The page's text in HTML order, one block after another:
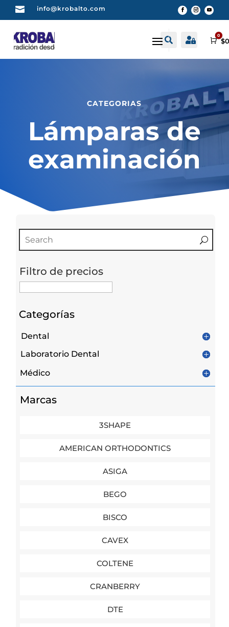
 info@krobalto.com
 Buscar
 Cuenta
0
$
CATEGORIAS
Lámparas de
examinación
Filtro de precios
Categorías
Dental
Laboratorio Dental
Médico
Marcas
3SHAPE
AMERICAN ORTHODONTICS
ASIGA
BEGO
BISCO
CAVEX
COLTENE
CRANBERRY
DTE